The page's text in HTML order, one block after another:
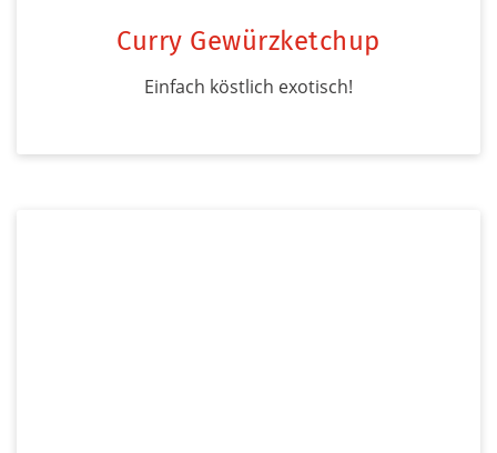
Curry Gewürzketchup
Einfach köstlich exotisch!